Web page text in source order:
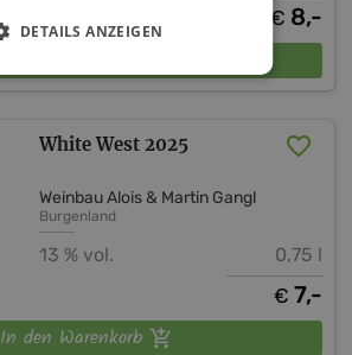
€ 8,-
White West 2025
Weinbau Alois & Martin Gangl
Burgenland
13 % vol. 0,75 l
€ 7,-
In den Warenkorb
DETAILS ANZEIGEN